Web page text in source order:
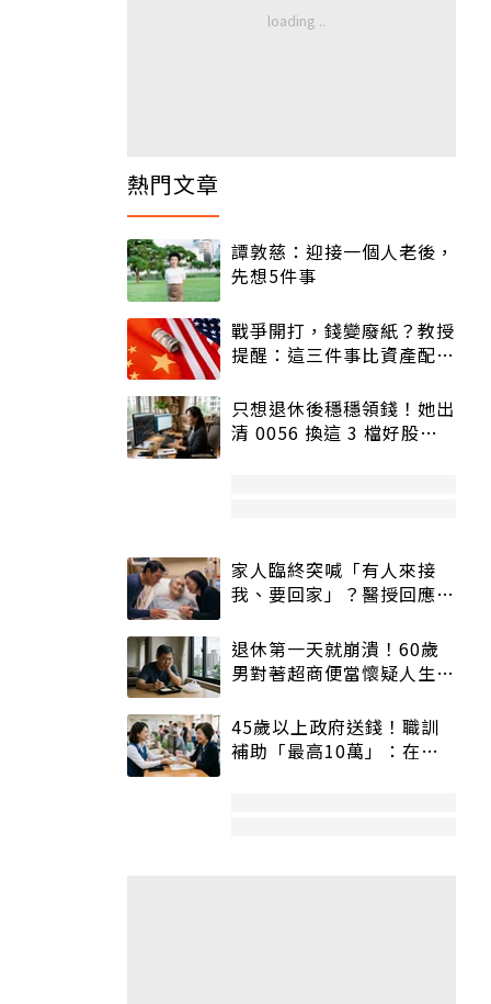
熱門文章
譚敦慈：迎接一個人老後，
先想5件事
戰爭開打，錢變廢紙？教授
提醒：這三件事比資產配置
只想退休後穩穩領錢！她出
清 0056 換這 3 檔好股：
家人臨終突喊「有人來接
我、要回家」？醫授回應方
退休第一天就崩潰！60歲
男對著超商便當懷疑人生
45歲以上政府送錢！職訓
補助「最高10萬」：在